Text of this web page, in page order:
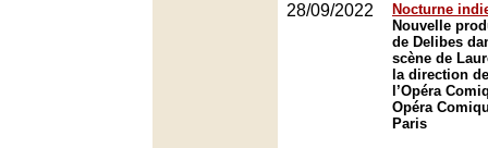
28/09/2022
Nocturne
Nouvelle
de Delibes
scène de
la direction
l’Opéra
Opéra
Paris